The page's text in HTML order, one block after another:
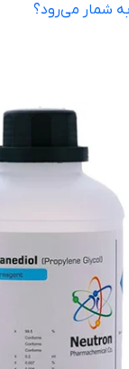
شمار می‌رود؟